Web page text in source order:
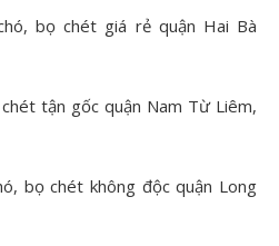
bọ chét giá rẻ quận Hai Bà
tận gốc quận Nam Từ Liêm,
bọ chét không độc quận Long